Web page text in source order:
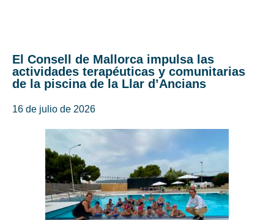
El Consell de Mallorca impulsa las
actividades terapéuticas y comunitarias
de la piscina de la Llar d’Ancians
16 de julio de 2026